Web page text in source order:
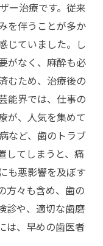
ー治療です。従来
を伴うことが多か
じていました。し
がなく、麻酔も必
むため、治療後の
能界では、仕事の
が、人気を集めて
など、歯のトラブ
してしまうと、痛
も悪影響を及ぼす
方々も含め、歯の
診や、適切な歯磨
は、早めの歯医者